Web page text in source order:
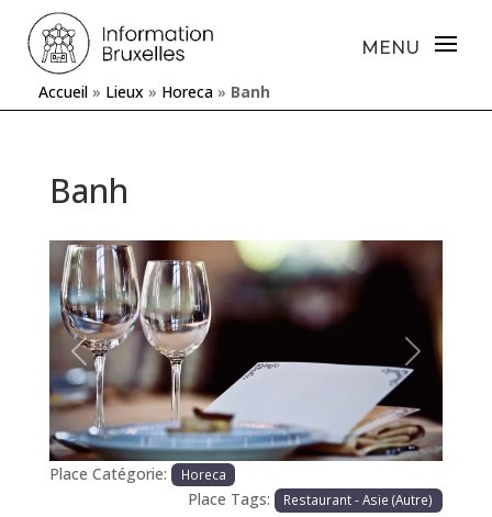
Accueil » Lieux » Horeca » Banh
Banh
Précédente Prochaine
Place Catégorie: Horeca
Place Tags: Restaurant - Asie (Autre)